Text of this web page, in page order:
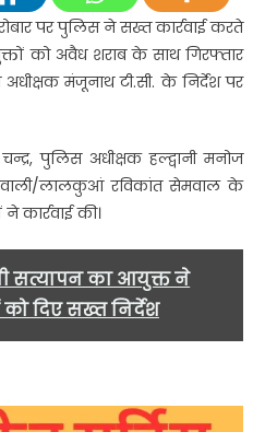
बड़ी
कार्रवाई,
अवैध
शराब
दो
तस्कर
पर पुलिस ने सख्त कार्रवाई करते
को अवैध शराब के साथ गिरफ्तार
अधीक्षक मंजूनाथ टी.सी. के निर्देश पर
पुलिस अधीक्षक हल्द्वानी मनोज
लालकुआं रविकांत सेमवाल के
कार्रवाई की।
सत्यापन का आयुक्त ने
दिए सख्त निर्देश